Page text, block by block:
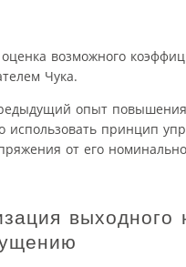
возможного
Чука.
опыт повышения
использовать принцип
от его
выходного